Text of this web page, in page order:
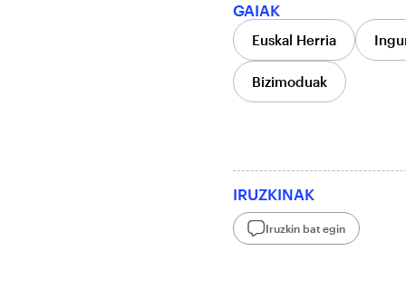
GAIAK
Euskal Herria
Bizimoduak
IRUZKINAK
Iruzkin bat egin